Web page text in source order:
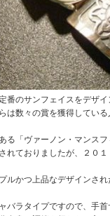
番のサンフェイスをデザ
は数々の賞を獲得してい
る「ヴァーノン・マンス
れておりましたが、２０
ルかつ上品なデザインさ
バラタイプですので、手